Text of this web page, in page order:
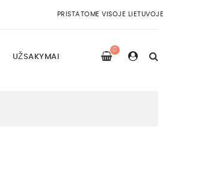
PRISTATOME VISOJE LIETUVOJE
UŽSAKYMAI
0